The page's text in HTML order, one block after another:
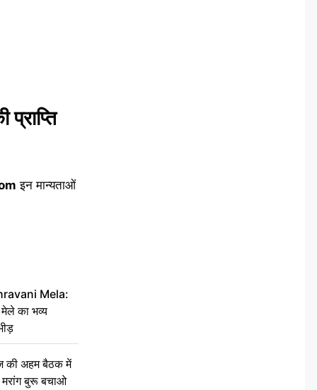
इन मान्यताओं
Mela:
का भव्य
की अहम बैठक में
मरांग बुरू बचाओ